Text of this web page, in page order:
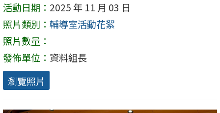
活動日期： 2025 年 11 月 03 日
照片類別： 輔導室活動花絮
照片數量：
發佈單位： 資料組長
瀏覽照片